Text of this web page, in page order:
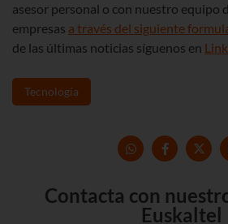
asesor personal o con nuestro equipo
empresas a través del siguiente
de las últimas noticias síguenos en
Tecnología
Contacta con
Euskaltel